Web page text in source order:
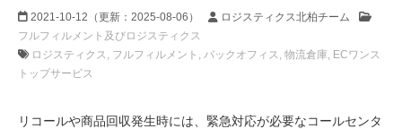
2021-10-12 （更新： 2025-08-06 ）
ロジスティクス北柏チーム
フルフィルメント及びロジスティクス
ロジスティクス
フルフィルメント バックオフィス 物流倉庫 ECワンス
トップサービス
リコールや商品回収発生時には、緊急対応が必要なコールセンタ